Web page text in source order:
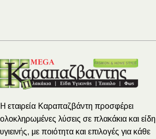
Η εταιρεία Καραπαζβάντη προσφέρει
ολοκληρωμένες λύσεις σε πλακάκια και είδη
υγιεινής, με ποιότητα και επιλογές για κάθε